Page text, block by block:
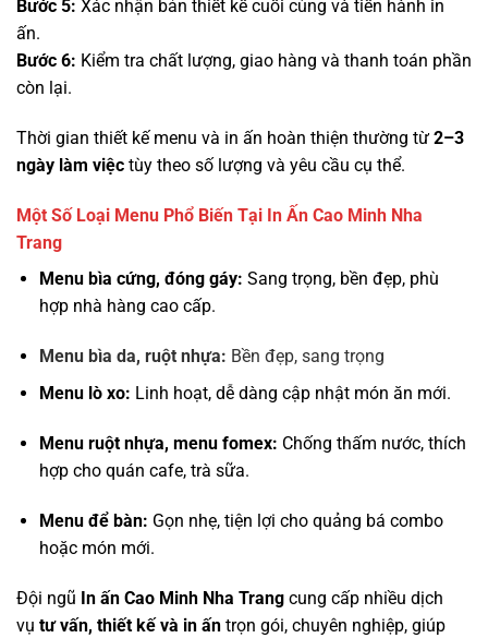
Bước 5: Xác nhận bản thiết kế cuối cùng và tiến hành in
ấn.
Bước 6: Kiểm tra chất lượng, giao hàng và thanh toán phần
còn lại.
Thời gian thiết kế menu và in ấn hoàn thiện thường từ 2–3
ngày làm việc tùy theo số lượng và yêu cầu cụ thể.
Một Số Loại Menu Phổ Biến Tại In Ấn Cao Minh Nha
Trang
Menu bìa cứng, đóng gáy: Sang trọng, bền đẹp, phù
hợp nhà hàng cao cấp.
Menu bìa da, ruột nhựa: Bền đẹp, sang trọng
Menu lò xo: Linh hoạt, dễ dàng cập nhật món ăn mới.
Menu ruột nhựa, menu fomex: Chống thấm nước, thích
hợp cho quán cafe, trà sữa.
Menu để bàn: Gọn nhẹ, tiện lợi cho quảng bá combo
hoặc món mới.
Đội ngũ In ấn Cao Minh Nha Trang cung cấp nhiều dịch
vụ tư vấn, thiết kế và in ấn trọn gói, chuyên nghiệp, giúp